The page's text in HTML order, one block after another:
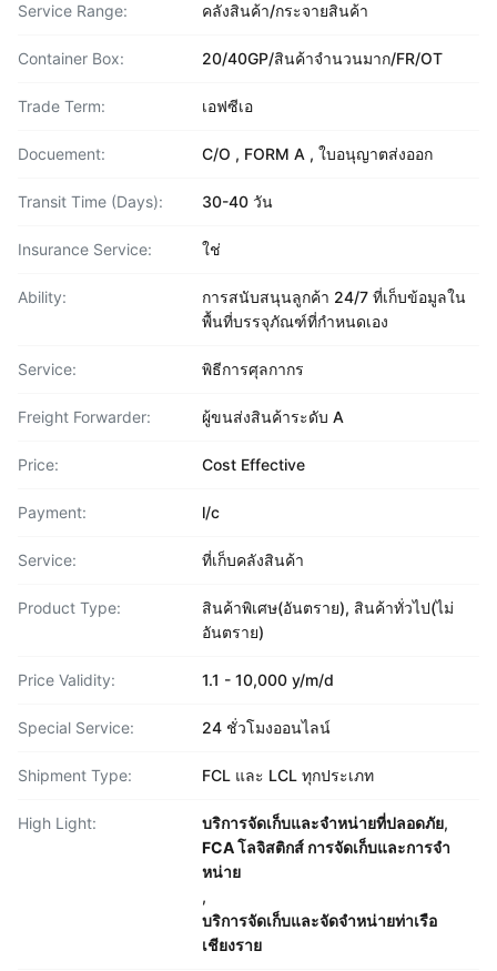
Service Range: คลังสินค้า/กระจายสินค้า
Container Box: 20/40GP/สินค้าจำนวนมาก/FR/OT
Trade Term: เอฟซีเอ
Docuement: C/O , FORM A , ใบอนุญาตส่งออก
Transit Time (Days): 30-40 วัน
Insurance Service: ใช่
Ability:
การสนับสนุนลูกค้า 24/7 ที่เก็บข้อมูลใน
พื้นที่บรรจุภัณฑ์ที่กำหนดเอง
Service: พิธีการศุลกากร
Freight Forwarder: ผู้ขนส่งสินค้าระดับ A
Price: Cost Effective
Payment: l/c
Service: ที่เก็บคลังสินค้า
Product Type:
สินค้าพิเศษ(อันตราย), สินค้าทั่วไป(ไม่
อันตราย)
Price Validity: 1.1 - 10,000 y/m/d
Special Service: 24 ชั่วโมงออนไลน์
Shipment Type: FCL และ LCL ทุกประเภท
High Light: บริการจัดเก็บและจําหน่ายที่ปลอดภัย,
FCA โลจิสติกส์ การจัดเก็บและการจํา
หน่าย
,
บริการจัดเก็บและจัดจําหน่ายท่าเรือ
เชียงราย